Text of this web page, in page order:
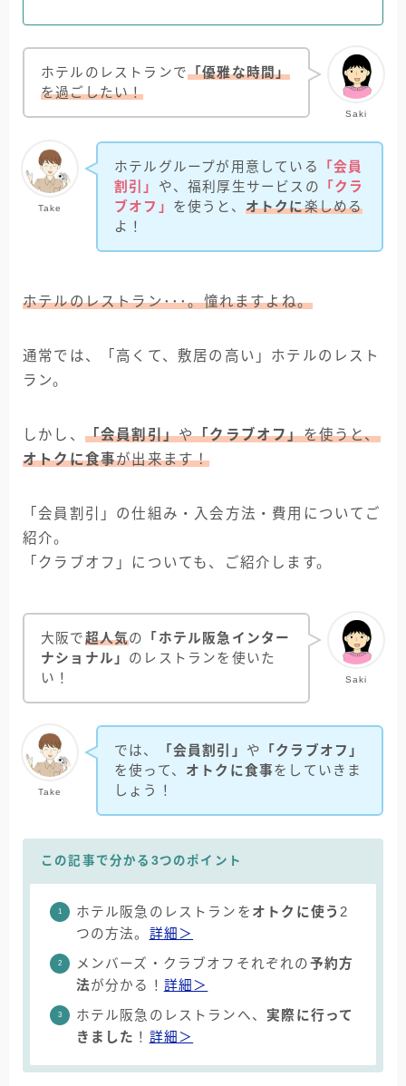
Saki
ホテルのレストランで「優雅な時間」
を過ごしたい！
Take
ホテルグループが用意している
「会員
割引」 や、福利厚生サービスの
「クラ
ブオフ」 を使うと、 オトクに楽しめる
よ！
ホテルのレストラン･･･。憧れますよね。
通常では、「高くて、敷居の高い」ホテルのレスト
ラン。
しかし、 「会員割引」や「クラブオフ」を使うと、
オトクに食事が出来ます！
「会員割引」の仕組み・入会方法・費用についてご
紹介。
「クラブオフ」についても、ご紹介します。
Saki
大阪で超人気の
「ホテル阪急インター
ナショナル」 のレストランを使いた
い！
Take
では、 「会員割引」 や
「クラブオフ」
を使って、 オトクに食事をしていきま
しょう！
この記事で分かる3つのポイント
ホテル阪急のレストランを オトクに使う2
つの方法。 詳細＞
メンバーズ・クラブオフそれぞれの予約方
法が分かる！ 詳細＞
ホテル阪急のレストランへ、 実際に行って
きました ！ 詳細＞